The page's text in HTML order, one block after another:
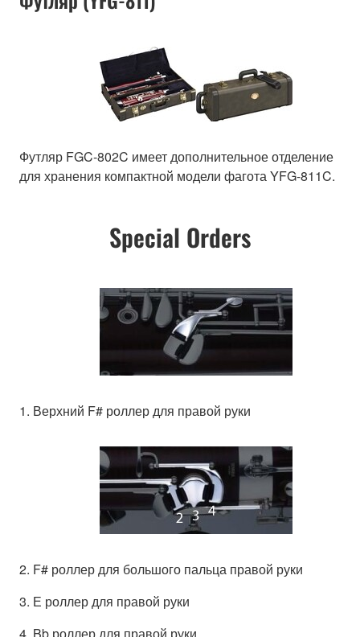
Футляр FGC-802C имеет дополнительное отделение
для хранения компактной модели фагота YFG-811C.
Special Orders
1. Верхний F# роллер для правой руки
2. F# роллер для большого пальца правой руки
3. Е роллер для правой руки